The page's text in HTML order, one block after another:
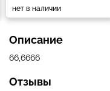
нет в наличии
Описание
66,6666
Отзывы